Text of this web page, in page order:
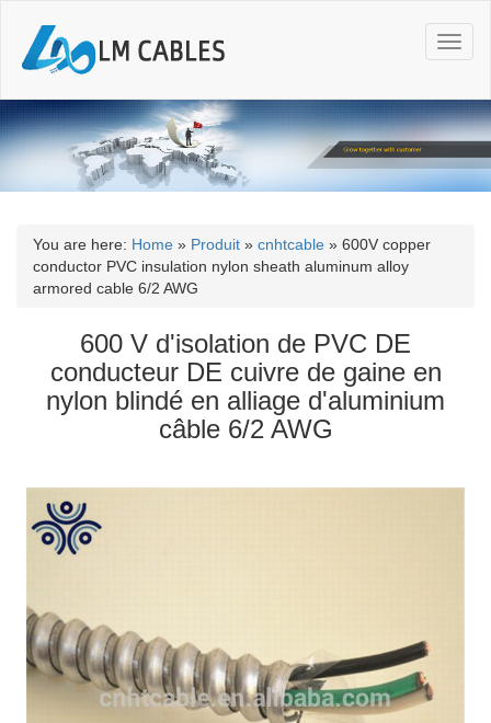
T
o
g
l
n
a
You are here: Home » Produit » cnhtcable » 600V copper
conductor PVC insulation nylon sheath aluminum alloy
armored cable 6/2 AWG
600 V d'isolation de PVC DE
conducteur DE cuivre de gaine en
nylon blindé en alliage d'aluminium
câble 6/2 AWG